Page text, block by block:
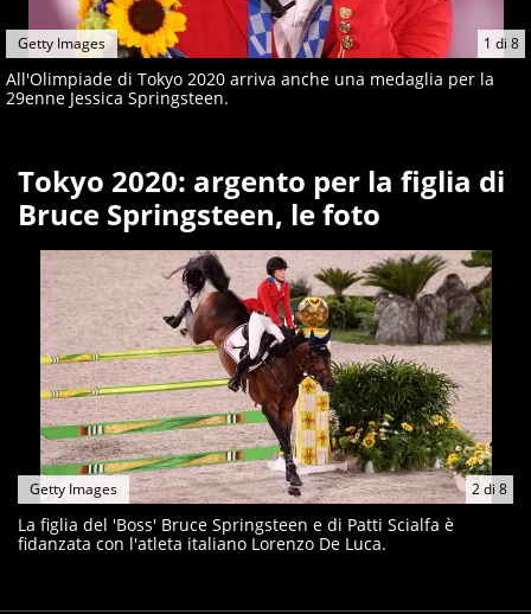
1 di 8
Getty Images
All'Olimpiade di Tokyo 2020 arriva anche una medaglia per la
29enne Jessica Springsteen.
Tokyo 2020: argento per la figlia di
Bruce Springsteen, le foto
2di 8
Getty Images
La figlia del 'Boss' Bruce Springsteen e di Patti Scialfa è
fidanzata con l'atleta italiano Lorenzo De Luca.